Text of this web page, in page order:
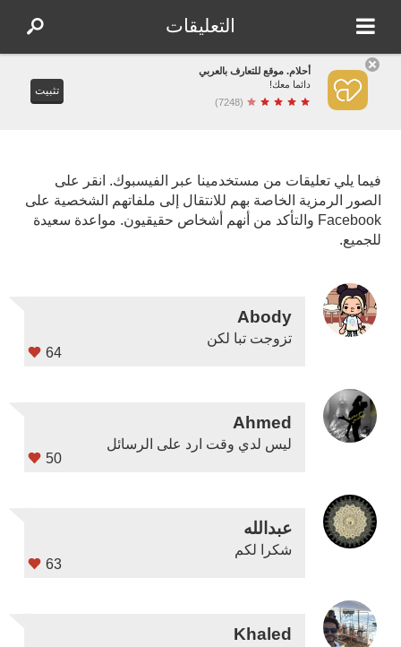
التعليقات
أحلام. موقع للتعارف بالعربي
دائما معك!
(7248)
تثبيت
فيما يلي تعليقات من مستخدمينا عبر الفيسبوك. انقر على
الصور الرمزية الخاصة بهم للانتقال إلى ملفاتهم الشخصية على
Facebook والتأكد من أنهم أشخاص حقيقيون. مواعدة سعيدة
للجميع.
64
Abody
تزوجت تبا لكن
50
Ahmed
ليس لدي وقت ارد على الرسائل
63
عبدالله
شكرا لكم
Khaled